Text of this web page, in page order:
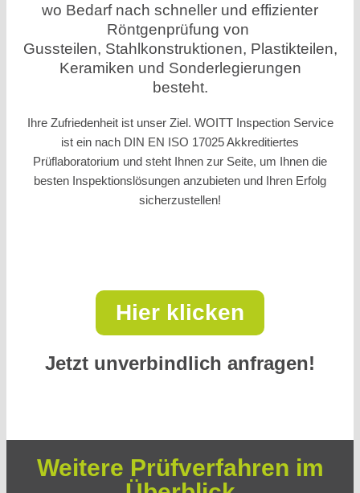
wo Bedarf nach schneller und effizienter
Röntgenprüfung von
Gussteilen, Stahlkonstruktionen, Plastikteilen,
Keramiken und Sonderlegierungen
besteht.
Ihre Zufriedenheit ist unser Ziel. WOITT Inspection Service
ist ein nach DIN EN ISO 17025 Akkreditiertes
Prüflaboratorium und steht Ihnen zur Seite, um Ihnen die
besten Inspektionslösungen anzubieten und Ihren Erfolg
sicherzustellen!
Hier klicken
Jetzt unverbindlich anfragen!
Weitere Prüfverfahren im